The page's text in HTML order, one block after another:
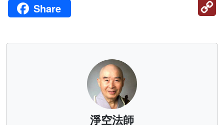
Share
淨空法師